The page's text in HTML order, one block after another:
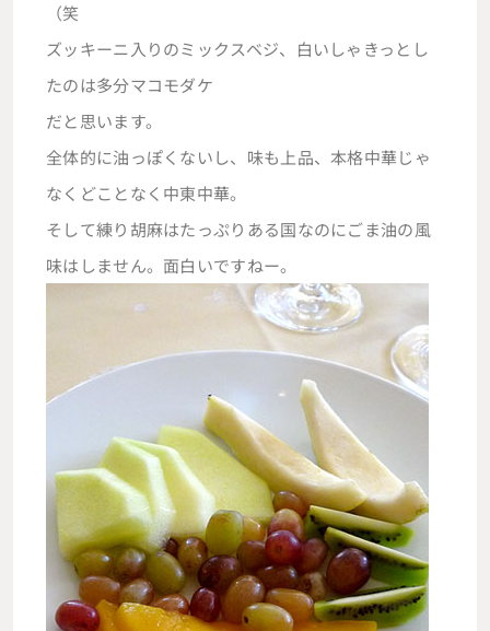
（笑
ズッキーニ入りのミックスベジ、白いしゃきっとし
たのは多分マコモダケ
だと思います。
全体的に油っぽくないし、味も上品、本格中華じゃ
なくどことなく中東中華。
そして練り胡麻はたっぷりある国なのにごま油の風
味はしません。面白いですねー。